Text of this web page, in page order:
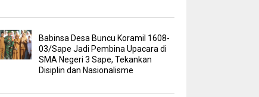
Babinsa Desa Buncu Koramil 1608-
03/Sape Jadi Pembina Upacara di
SMA Negeri 3 Sape, Tekankan
Disiplin dan Nasionalisme